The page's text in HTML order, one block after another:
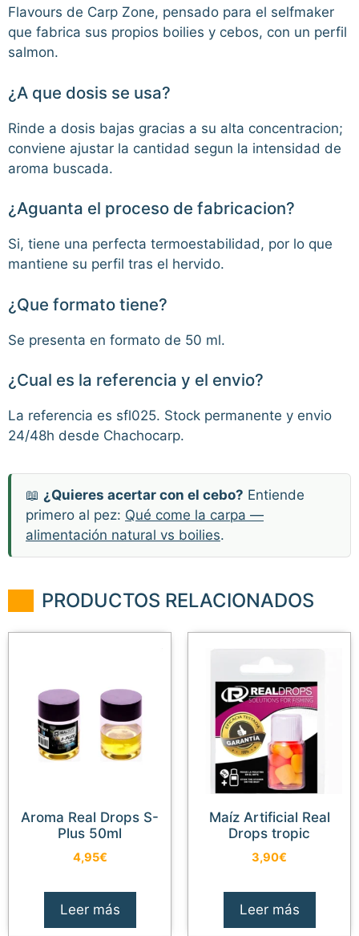
Flavours de Carp Zone, pensado para el selfmaker
que fabrica sus propios boilies y cebos, con un perfil
salmon.
¿A que dosis se usa?
Rinde a dosis bajas gracias a su alta concentracion;
conviene ajustar la cantidad segun la intensidad de
aroma buscada.
¿Aguanta el proceso de fabricacion?
Si, tiene una perfecta termoestabilidad, por lo que
mantiene su perfil tras el hervido.
¿Que formato tiene?
Se presenta en formato de 50 ml.
¿Cual es la referencia y el envio?
La referencia es sfl025. Stock permanente y envio
24/48h desde Chachocarp.
📖 ¿Quieres acertar con el cebo? Entiende
primero al pez: Qué come la carpa —
alimentación natural vs boilies.
PRODUCTOS RELACIONADOS
Aroma Real Drops S-
Plus 50ml
4,95€
Leer más
Maíz Artificial Real
Drops tropic
3,90€
Leer más